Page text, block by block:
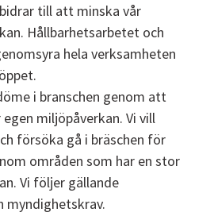
till att minska vår
Hållbarhetsarbetet och
hela verksamheten
i branschen genom att
miljöpåverkan. Vi vill
försöka gå i bräschen för
områden som har en stor
Vi följer gällande
myndighetskrav.